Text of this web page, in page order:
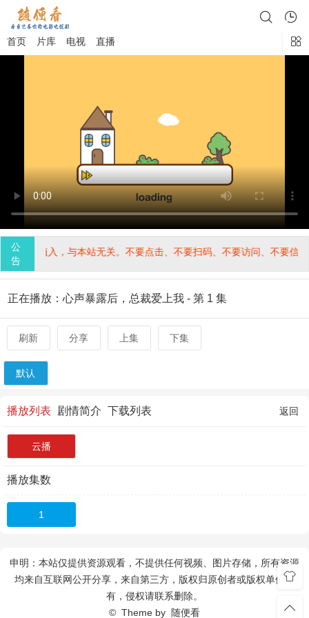
首页 片库 电视 直播
公
告
第三方植入，与本站无关。不要点击、不要扫码、不要访问、不要信
正在播放：心声暴露后，总裁爱上我 - 第 1 集
刷新 分享 上集 下集
默认
播放列表 剧情简介 下载列表 返回
云播
播放集数
1
申明：本站仅提供资源观看，不提供任何视频、图片存储，所有资源
均来自互联网公开分享，来自第三方，版权归原创者或版权单位所
有，侵权请联系删除。
© Theme by 随便看